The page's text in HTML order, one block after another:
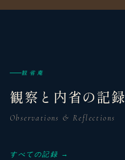
観省庵
観察と内省の記録
Observations & Reflections
すべての記録 →